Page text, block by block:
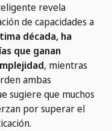
revela
de capacidades a
década, ha
que ganan
, mientras
ambas
sugiere que muchos
por superar el